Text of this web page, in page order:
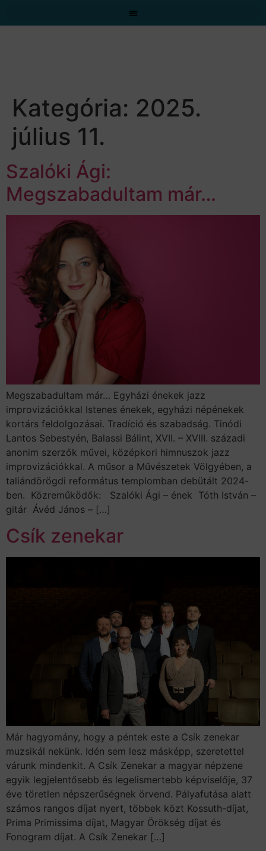
Kategória: 2025.
július 11.
Szalóki Ági:
Megszabadultam már…
Megszabadultam már… Egyházi énekek jazz
improvizációkkal Istenes énekek, egyházi népénekek
kortárs feldolgozásai. Tradíció és szabadság. Tinódi
Lantos Sebestyén, Balassi Bálint, XVII. – XVIII. századi
anonim szerzők művei, középkori himnuszok jazz
improvizációkkal. A műsor a Művészetek Völgyében, a
taliándörögdi református templomban debütált 2024-
ben. Közreműködők: Szalóki Ági – ének Tóth István –
gitár Ávéd János – […]
Csík zenekar
Már hagyomány, hogy a péntek este a Csík zenekar
muzsikál nekünk. Idén sem lesz másképp, szeretettel
várunk mindenkit. A Csík Zenekar a magyar népzene
egyik legjelentősebb és legelismertebb képviselője, 37
éve töretlen népszerűségnek örvend. Pályafutása alatt
számos rangos díjat nyert, többek közt Kossuth-díjat,
Prima Primissima díjat, Magyar Örökség díjat és
Fonogram díjat. A Csík Zenekar […]